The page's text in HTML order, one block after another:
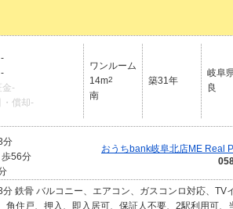
-
-
金-
・償却-
ワンルーム
14m2
南
築31年
岐阜
良
分
56分
おうちbank岐阜北店ME Real
鉄骨 バルコニー、エアコン、ガスコンロ対応、TV
角住戸、押入、即入居可、保証人不要、2駅利用可、